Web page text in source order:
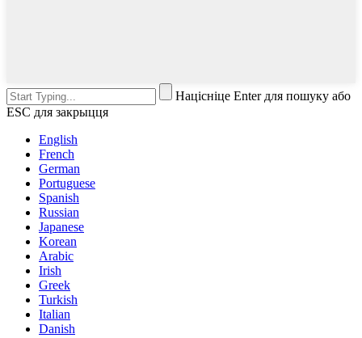
Націсніце Enter для пошуку або
ESC для закрыцця
English
French
German
Portuguese
Spanish
Russian
Japanese
Korean
Arabic
Irish
Greek
Turkish
Italian
Danish